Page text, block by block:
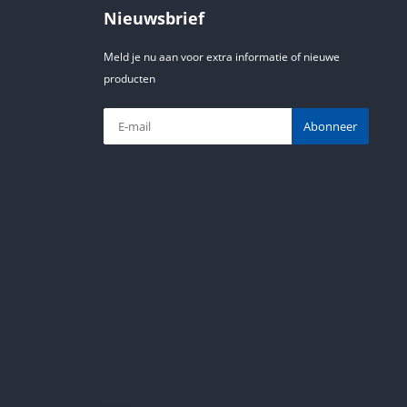
Nieuwsbrief
Meld je nu aan voor extra informatie of nieuwe
producten
Abonneer